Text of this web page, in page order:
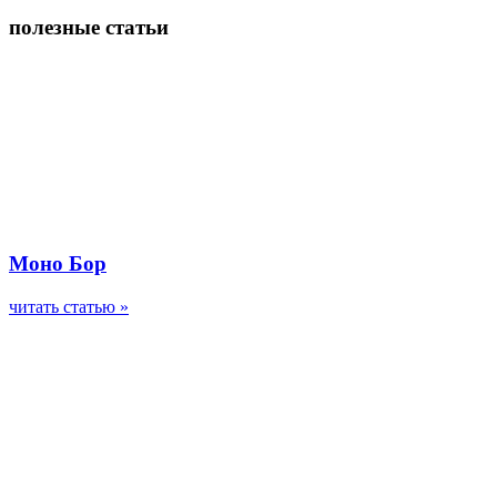
полезные статьи
Моно Бор
читать статью »